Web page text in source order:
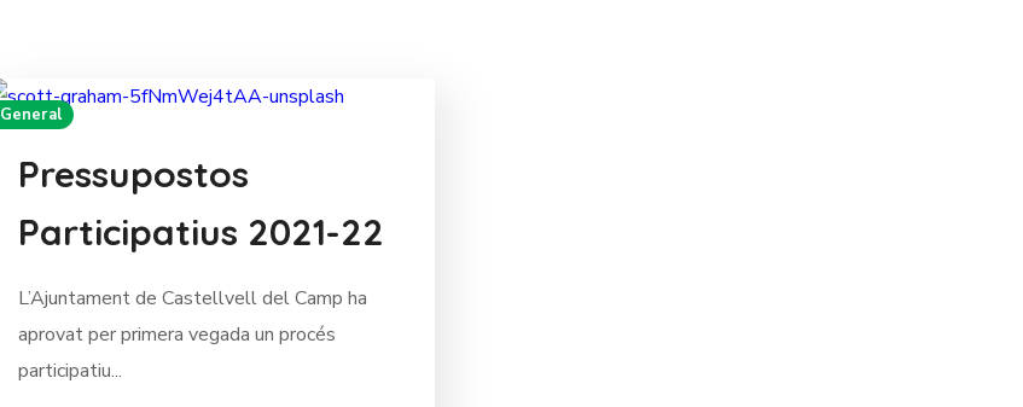
General
Pressupostos
Participatius 2021-22
L’Ajuntament de Castellvell del Camp ha
aprovat per primera vegada un procés
participatiu...